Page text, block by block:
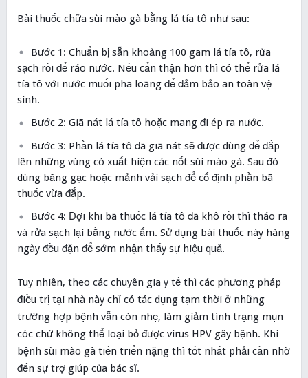
Bài thuốc chữa sùi mào gà bằng lá tía tô như sau:
Bước 1: Chuẩn bị sẵn khoảng 100 gam lá tía tô, rửa
sạch rồi để ráo nước. Nếu cẩn thận hơn thì có thể rửa lá
tía tô với nước muối pha loãng để đảm bảo an toàn vệ
sinh.
Bước 2: Giã nát lá tía tô hoặc mang đi ép ra nước.
Bước 3: Phần lá tía tô đã giã nát sẽ được dùng để đắp
lên những vùng có xuất hiện các nốt sùi mào gà. Sau đó
dùng băng gạc hoặc mảnh vải sạch để cố định phần bã
thuốc vừa đắp.
Bước 4: Đợi khi bã thuốc lá tía tô đã khô rồi thì tháo ra
và rửa sạch lại bằng nước ấm. Sử dụng bài thuốc này hàng
ngày đều đặn để sớm nhận thấy sự hiệu quả.
Tuy nhiên, theo các chuyên gia y tế thì các phương pháp
điều trị tại nhà này chỉ có tác dụng tạm thời ở những
trường hợp bệnh vẫn còn nhẹ, làm giảm tình trạng mụn
cóc chứ không thể loại bỏ được virus HPV gây bệnh. Khi
bệnh sùi mào gà tiến triển nặng thì tốt nhất phải cần nhờ
đến sự trợ giúp của bác sĩ.